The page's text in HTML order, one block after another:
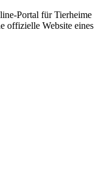
Portal für Tierheime
offizielle Website eines